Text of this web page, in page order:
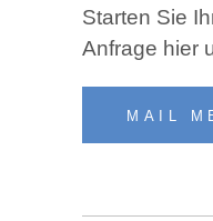
Star­ten Sie
Anfra­ge hier
MAIL